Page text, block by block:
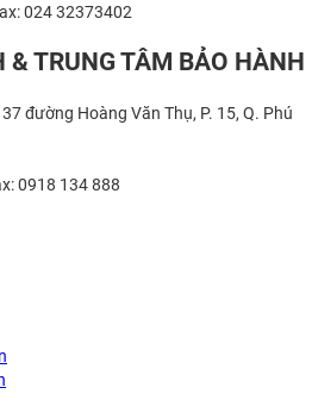
024 32373402
TRUNG TÂM BẢO HÀNH
đường Hoàng Văn Thụ, P. 15, Q. Phú
0918 134 888